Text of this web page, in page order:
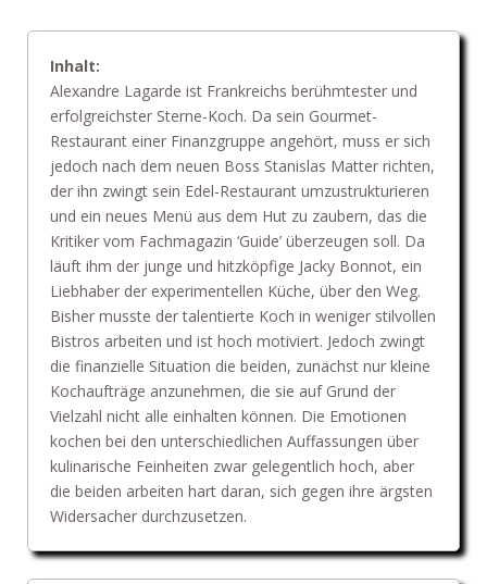
Inhalt:
Alexandre Lagarde ist Frankreichs berühmtester und
erfolgreichster Sterne-Koch. Da sein Gourmet-
Restaurant einer Finanzgruppe angehört, muss er sich
jedoch nach dem neuen Boss Stanislas Matter richten,
der ihn zwingt sein Edel-Restaurant umzustrukturieren
und ein neues Menü aus dem Hut zu zaubern, das die
Kritiker vom Fachmagazin ‘Guide’ überzeugen soll. Da
läuft ihm der junge und hitzköpfige Jacky Bonnot, ein
Liebhaber der experimentellen Küche, über den Weg.
Bisher musste der talentierte Koch in weniger stilvollen
Bistros arbeiten und ist hoch motiviert. Jedoch zwingt
die finanzielle Situation die beiden, zunächst nur kleine
Kochaufträge anzunehmen, die sie auf Grund der
Vielzahl nicht alle einhalten können. Die Emotionen
kochen bei den unterschiedlichen Auffassungen über
kulinarische Feinheiten zwar gelegentlich hoch, aber
die beiden arbeiten hart daran, sich gegen ihre ärgsten
Widersacher durchzusetzen.